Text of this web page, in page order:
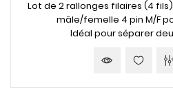
Lot de 2 rallonges filaires (4
mâle/femelle 4 pin M/F
Idéal pour séparer